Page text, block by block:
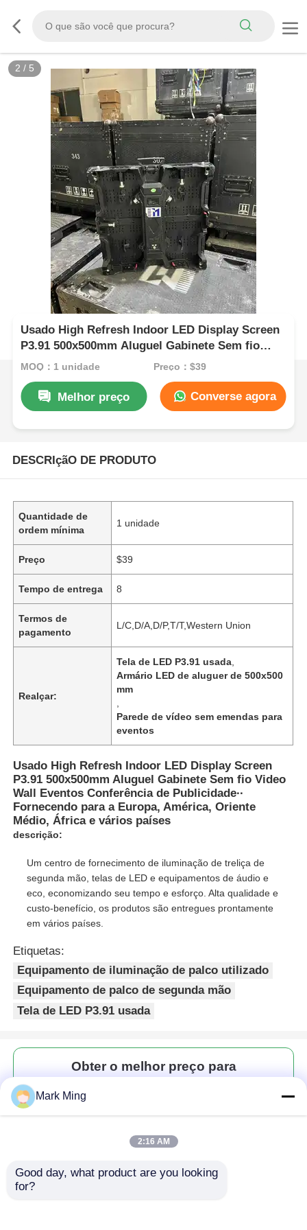
2 / 5
Usado High Refresh Indoor LED Display Screen
P3.91 500x500mm Aluguel Gabinete Sem fio
Video Wall Eventos Conferência de Publicidade∙∙
Médio, África e vários países
MOQ：1 unidade Preço：$39
Melhor preço Converse agora
DESCRIçãO DE PRODUTO
Quantidade de
ordem mínima
1 unidade
Preço $39
Tempo de entrega 8
Termos de
pagamento
L/C,D/A,D/P,T/T,Western Union
Realçar:
Tela de LED P3.91 usada
Armário LED de aluguer de 500x500
mm
Parede de vídeo sem emendas para
eventos
Usado High Refresh Indoor LED Display Screen
P3.91 500x500mm Aluguel Gabinete Sem fio Video
Wall Eventos Conferência de Publicidade∙∙
Fornecendo para a Europa, América, Oriente
Médio, África e vários países
descrição:
Um centro de fornecimento de iluminação de treliça de
segunda mão, telas de LED e equipamentos de áudio e
eco, economizando seu tempo e esforço. Alta qualidade e
custo-benefício, os produtos são entregues prontamente
em vários países.
Etiquetas:
Equipamento de iluminação de palco utilizado
Equipamento de palco de segunda mão
Tela de LED P3.91 usada
Obter o melhor preço para
500x500mm Aluguel Gabinete
Conferência de Publicidade∙∙
Mark Ming
2:16 AM
Good day, what product are you looking
for?